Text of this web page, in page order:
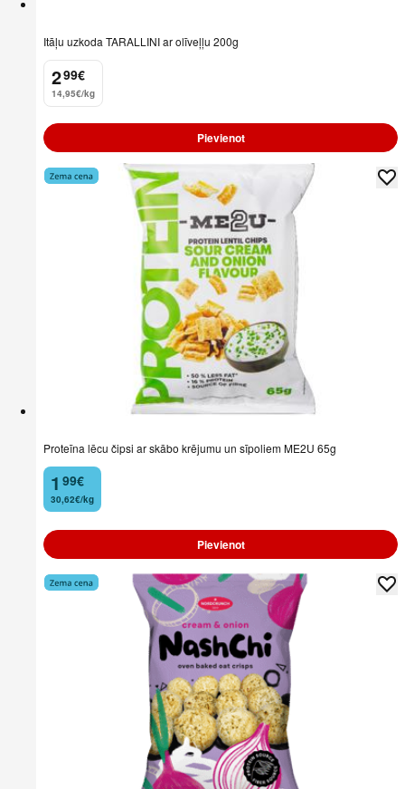
Itāļu uzkoda TARALLINI ar olīveļļu 200g
2
. 99€
14,95€/kg
Pievienot
Proteīna lēcu čipsi ar skābo krējumu un sīpoliem ME2U 65g
1
. 99€
30,62€/kg
Pievienot